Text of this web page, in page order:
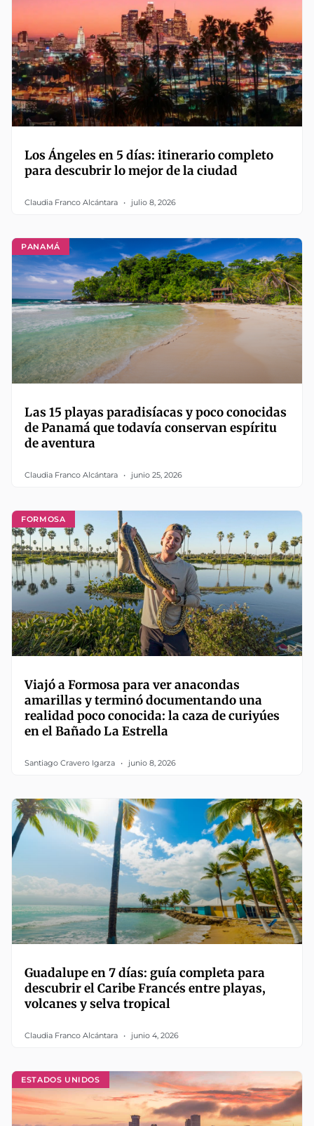
Los Ángeles en 5 días: itinerario completo
para descubrir lo mejor de la ciudad
Claudia Franco Alcántara julio 8, 2026
PANAMÁ
Las 15 playas paradisíacas y poco conocidas
de Panamá que todavía conservan espíritu
de aventura
Claudia Franco Alcántara junio 25, 2026
FORMOSA
Viajó a Formosa para ver anacondas
amarillas y terminó documentando una
realidad poco conocida: la caza de curiyúes
en el Bañado La Estrella
Santiago Cravero Igarza junio 8, 2026
Guadalupe en 7 días: guía completa para
descubrir el Caribe Francés entre playas,
volcanes y selva tropical
Claudia Franco Alcántara junio 4, 2026
ESTADOS UNIDOS